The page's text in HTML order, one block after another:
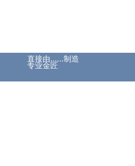
直接由……制造
专业金匠